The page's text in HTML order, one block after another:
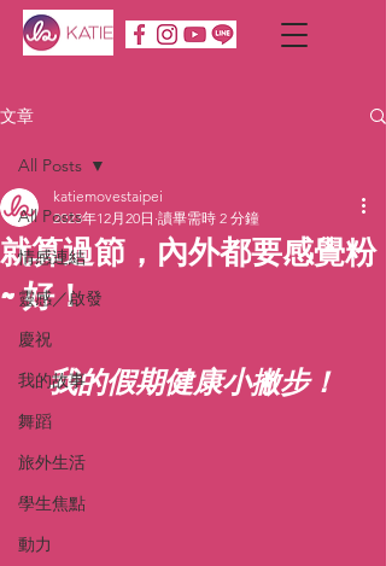
文章
All Posts
情感連結
靈感／啟發
慶祝
我的故事
舞蹈
旅外生活
學生焦點
動力
All Posts
就算過節，內外都要感覺粉
~好！
katiemovestaipei
2023年12月20日 讀畢需時 2 分鐘
我的假期健康小撇步！